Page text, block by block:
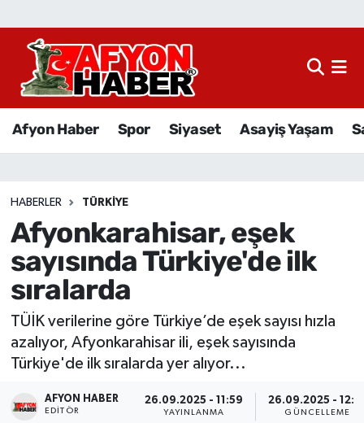
Afyon Haber Spor Siyaset Asayiş Yaşam
HABERLER TÜRKIYE
Afyonkarahisar, eşek
sayısında Türkiye'de ilk
sıralarda
TÜİK verilerine göre Türkiye’de eşek sayısı hızla
azalıyor, Afyonkarahisar ili, eşek sayısında
Türkiye'de ilk sıralarda yer alıyor...
AFYON HABER
EDITÖR
26.09.2025 - 11:59
YAYINLANMA
26.09.2025 -
GÜNCELLEME
Afyon Haber
Sağlık
Eğitim
Ekonomi
Magazin